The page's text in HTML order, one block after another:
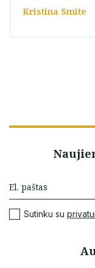
Kristina Smite
Sutinku su